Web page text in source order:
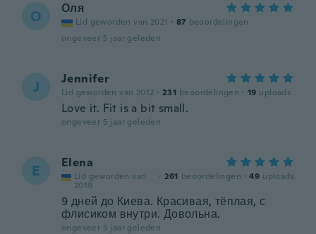
О Оля
Lid geworden van 2021 · 87 beoordelingen
ongeveer 5 jaar geleden
J Jennifer
Lid geworden van 2012 · 231 beoordelingen · 19 uploads
Love it. Fit is a bit small.
ongeveer 5 jaar geleden
E Elena
Lid geworden van
2019
· 261 beoordelingen · 49 uploads
9 дней до Киева. Красивая, тёплая, с
флисиком внутри. Довольна.
ongeveer 5 jaar geleden